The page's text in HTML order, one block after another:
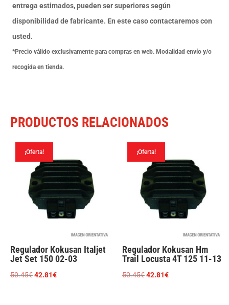
con
base
cantidad
entrega estimados, pueden ser superiores según
disponibilidad de fabricante. En este caso contactaremos con
usted.
*Precio válido exclusivamente para compras en web. Modalidad envío y/o
recogida en tienda.
PRODUCTOS RELACIONADOS
¡Oferta!
Regulador Kokusan Italjet
Jet Set 150 02-03
50.45€El
42.81€El
¡Oferta!
Regulador Kokusan Hm
Trail Locusta 4T 125 11-13
50.45€El
42.81€El